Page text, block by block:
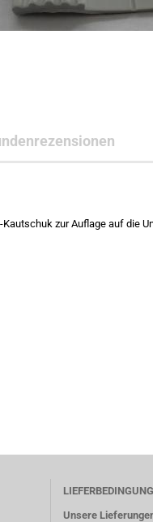
Kautschuk zur Auflage auf die
Unsere